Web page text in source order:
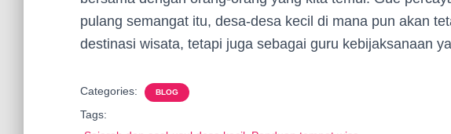
pulang semangat itu, desa-desa kecil di mana pun akan
destinasi wisata, tetapi juga sebagai guru kebijaksanaan
Categories: BLOG
Tags: